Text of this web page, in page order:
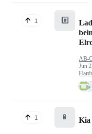
1 #️⃣
AB-
Jun
1 🔋 Kia